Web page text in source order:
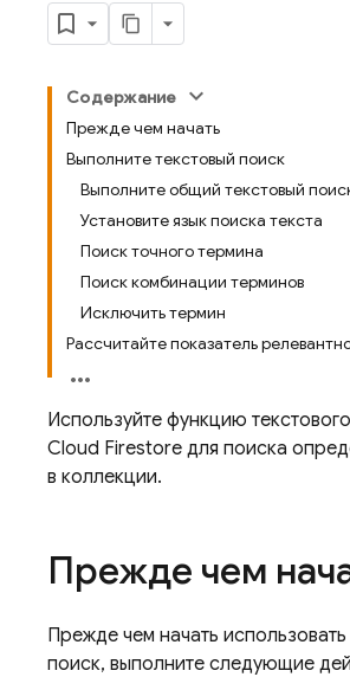
Содержание
Прежде чем начать
Выполните текстовый поиск
Выполните общий текстовый
Установите язык поиска текста
Поиск точного термина
Поиск комбинации терминов
Исключить термин
Рассчитайте показатель
Используйте функцию
Cloud Firestore для поиска
в коллекции.
Прежде чем
Прежде чем начать использовать
поиск, выполните следующие